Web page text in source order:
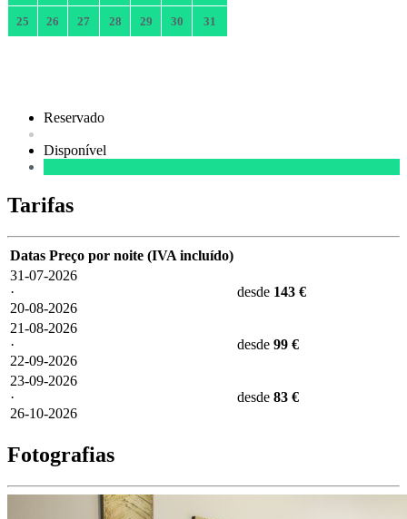
25 26 27 28 29 30 31
Reservado
Disponível
Tarifas
Datas Preço por noite (IVA incluído)
31-07-2026
·
20-08-2026
desde 143 €
21-08-2026
·
22-09-2026
desde 99 €
23-09-2026
·
26-10-2026
desde 83 €
Fotografias